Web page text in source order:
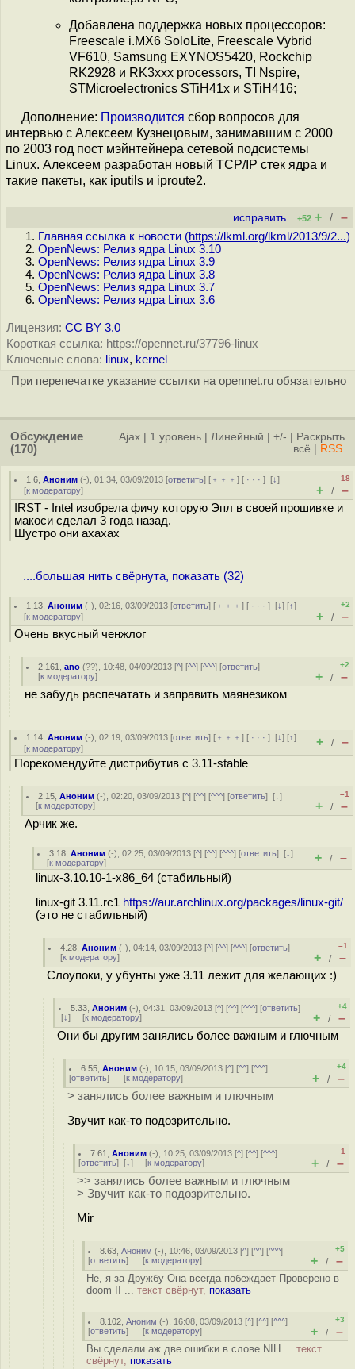
Добавлена поддержка новых процессоров:
Freescale i.MX6 SoloLite, Freescale Vybrid
VF610, Samsung EXYNOS5420, Rockchip
RK2928 и RK3xxx processors, TI Nspire,
STMicroelectronics STiH41x и STiH416;
Дополнение: Производится сбор вопросов для
интервью с Алексеем Кузнецовым, занимавшим c 2000
по 2003 год пост мэйнтейнера сетевой подсистемы
Linux. Алексеем разработан новый TCP/IP стек ядра и
такие пакеты, как iputils и iproute2.
исправить +52 + / –
Главная ссылка к новости (https://lkml.org/lkml/2013/9/2...)
OpenNews: Релиз ядра Linux 3.10
OpenNews: Релиз ядра Linux 3.9
OpenNews: Релиз ядра Linux 3.8
OpenNews: Релиз ядра Linux 3.7
OpenNews: Релиз ядра Linux 3.6
Лицензия: CC BY 3.0
Короткая ссылка: https://opennet.ru/37796-linux
Ключевые слова: linux, kernel
При перепечатке указание ссылки на opennet.ru обязательно
Обсуждение
(170)
Ajax 1 уровень Линейный +/-
Раскрыть
всё
RSS
1.6 ,Аноним (-), 01:34, 03/09/2013 [ответить] [ ﹢﹢﹢] [ · · ·][↓]
[к модератору]
–18
+ / –
IRST - Intel изобрела фичу которую Эпл в своей прошивке и
макоси сделал 3 года назад.
Шустро они ахахах
....большая нить свёрнута, показать (32)
1.13 ,Аноним (-), 02:16, 03/09/2013 [ответить] [ ﹢﹢﹢] [ · · ·][↓] [↑]
[к модератору]
+2
+ / –
Очень вкусный ченжлог
2.161 ,ano (??), 10:48, 04/09/2013 [^] [^^] [^^^] [ответить]
[к модератору]
+2
+ / –
не забудь распечатать и заправить маянезиком
1.14 ,Аноним (-), 02:19, 03/09/2013 [ответить] [ ﹢﹢﹢] [ · · ·][↓] [↑]
[к модератору] + / –
Порекомендуйте дистрибутив с 3.11-stable
2.15 ,Аноним (-), 02:20, 03/09/2013 [^] [^^] [^^^] [ответить][↓]
[к модератору]
–1
+ / –
Арчик же.
3.18 ,Аноним (-), 02:25, 03/09/2013 [^] [^^] [^^^] [ответить][↓]
[к модератору] + / –
linux-3.10.10-1-x86_64 (стабильный)
linux-git 3.11.rc1 https://aur.archlinux.org/packages/linux-git/
(это не стабильный)
4.28 ,Аноним (-), 04:14, 03/09/2013 [^] [^^] [^^^] [ответить]
[к модератору]
–1
+ / –
Слоупоки, у убунты уже 3.11 лежит для желающих :)
5.33 ,Аноним (-), 04:31, 03/09/2013 [^] [^^] [^^^] [ответить]
[↓] [к модератору]
+4
+ / –
Они бы другим занялись более важным и глючным
6.55 ,Аноним (-), 10:15, 03/09/2013 [^] [^^] [^^^]
[ответить] [к модератору]
+4
+ / –
> занялись более важным и глючным
Звучит как-то подозрительно.
7.61 ,Аноним (-), 10:25, 03/09/2013 [^] [^^] [^^^]
[ответить] [↓] [к модератору]
–1
+ / –
>> занялись более важным и глючным
> Звучит как-то подозрительно.
Mir
8.63 ,Аноним (-), 10:46, 03/09/2013 [^] [^^] [^^^]
[ответить] [к модератору]
+5
+ / –
Не, я за Дружбу Она всегда побеждает Проверено в
doom II ... текст свёрнут, показать
8.102 ,Аноним (-), 16:08, 03/09/2013 [^] [^^] [^^^]
[ответить] [к модератору]
+3
+ / –
Вы сделали аж две ошибки в слове NIH ... текст
свёрнут, показать